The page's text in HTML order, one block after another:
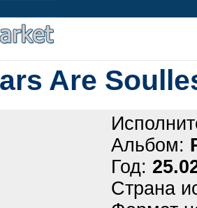
Are
Альбом:
Год:
Страна